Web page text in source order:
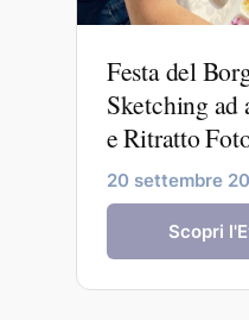
Festa del
Sketching ad
e Ritratto
20 settembre
Scopri